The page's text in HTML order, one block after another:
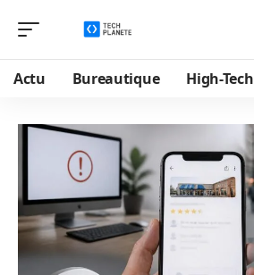
Actu Bureautique High-Tech